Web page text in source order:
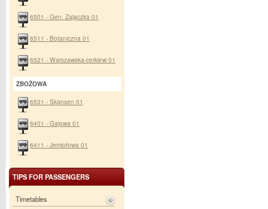
6501 - Gen. Zajączka 01
6511 - Botaniczna 01
6521 - Warszawska-cerkiew 01
ZBOŻOWA
6531 - Skansen 01
6401 - Gajowa 01
6411 - Jemiołowa 01
TIPS FOR PASSENGERS
Timetables